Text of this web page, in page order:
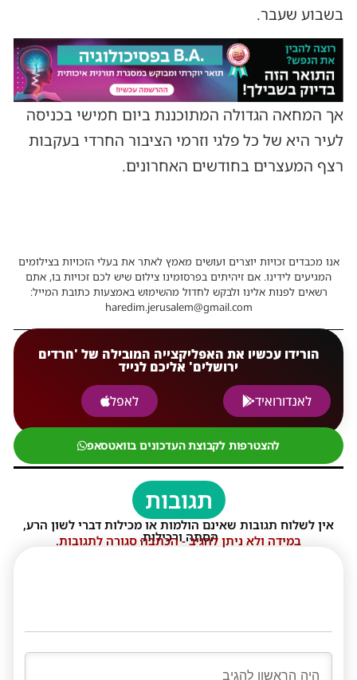
בשבוע שעבר.
אך המחאה הגדולה המתוכננת ביום חמישי בכניסה
לעיר היא של כל פלגי וזרמי הציבור החרדי בעקבות
רצף המעצרים בחודשים האחרונים.
אנו מכבדים זכויות יוצרים ועושים מאמץ לאתר את בעלי הזכויות בצילומים
המגיעים לידינו. אם זיהיתים בפרסומינו צילום שיש לכם זכויות בו, אתם
רשאים לפנות אלינו ולבקש לחדול מהשימוש באמצעות כתובת המייל:
haredim.jerusalem@gmail.com
הורידו עכשיו את האפליקצייה המובילה של 'חרדים
ירושלים' אליכם לנייד
לאנדורואיד
לאפל
להצטרפות לקבוצת העדכונים בוואטסאפ
תגובות
אין לשלוח תגובות שאינם הולמות או מכילות דברי לשון הרע,
הסתה ורכילות.
במידה ולא ניתן להגיב - הכתבה סגורה לתגובות.